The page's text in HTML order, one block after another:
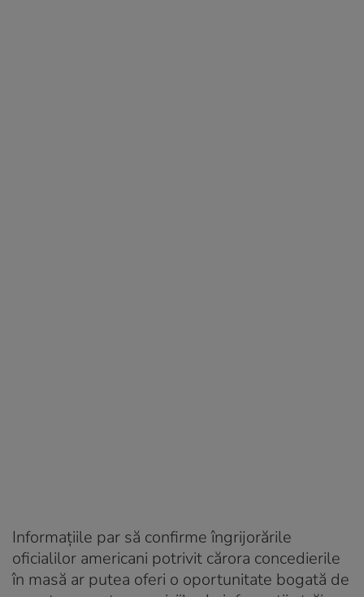
Informațiile par să confirme îngrijorările
oficialilor americani potrivit cărora concedierile
în masă ar putea oferi o oportunitate bogată de